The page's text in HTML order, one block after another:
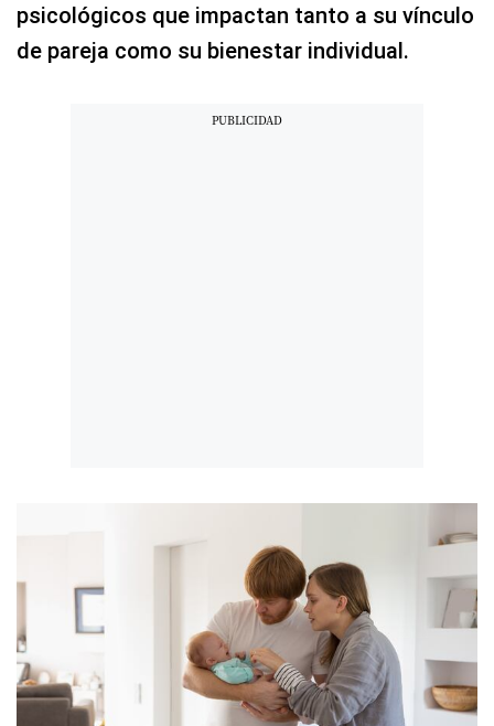
psicológicos que impactan tanto a su vínculo
de pareja como su bienestar individual.